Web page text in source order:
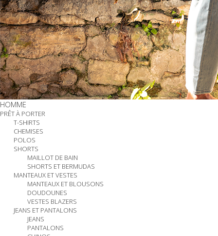
HOMME
PRÊT À PORTER
T-SHIRTS
CHEMISES
POLOS
SHORTS
MAILLOT DE BAIN
SHORTS ET BERMUDAS
MANTEAUX ET VESTES
MANTEAUX ET BLOUSONS
DOUDOUNES
VESTES BLAZERS
JEANS ET PANTALONS
JEANS
PANTALONS